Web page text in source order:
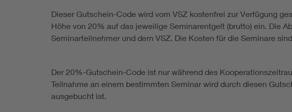
Dieser Gutschein-Code wird vom VSZ kostenfrei zur Verfügung
Höhe von 20% auf das jeweilige Seminarentgelt (brutto) ein. Die
Seminarteilnehmer und dem VSZ. Die Kosten für die Seminare
Der 20%-Gutschein-Code ist nur während des
Teilnahme an einem bestimmten Seminar wird durch diesen
ausgebucht ist.